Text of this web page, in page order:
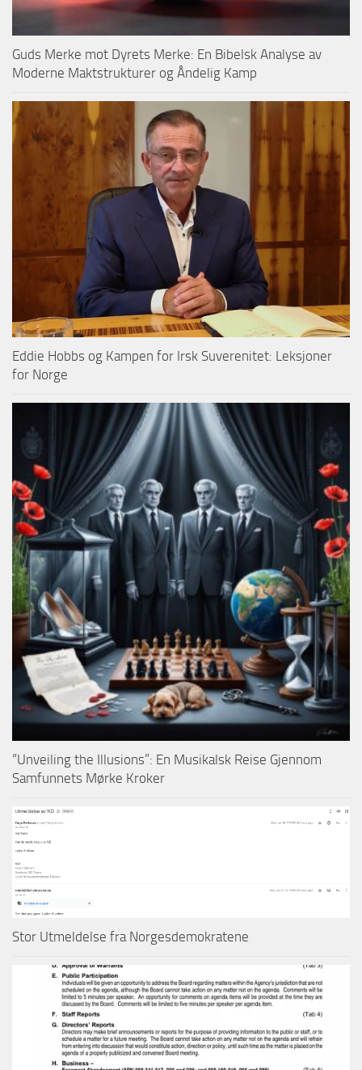
Guds Merke mot Dyrets Merke: En Bibelsk Analyse av
Moderne Maktstrukturer og Åndelig Kamp
Eddie Hobbs og Kampen for Irsk Suverenitet: Leksjoner
for Norge
“Unveiling the Illusions”: En Musikalsk Reise Gjennom
Samfunnets Mørke Kroker
Stor Utmeldelse fra Norgesdemokratene